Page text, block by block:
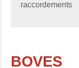
BOVES
raccordements